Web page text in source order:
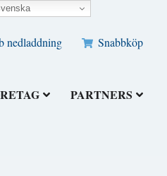
nedladdning Snabbköp
PARTNERS